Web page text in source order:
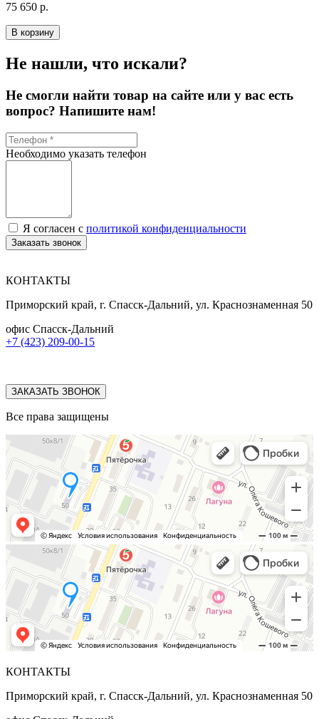
75 650 р.
В корзину
Не нашли, что искали?
Не смогли найти товар на сайте или у вас есть
вопрос? Напишите нам!
Необходимо указать телефон
Я согласен с политикой конфиденциальности
Заказать звонок
КОНТАКТЫ
Приморский край, г. Спасск-Дальний, ул. Краснознаменная 50
офис Спасск-Дальний
+7 (423) 209-00-15
ЗАКАЗАТЬ ЗВОНОК
Все права защищены
КОНТАКТЫ
Приморский край, г. Спасск-Дальний, ул. Краснознаменная 50